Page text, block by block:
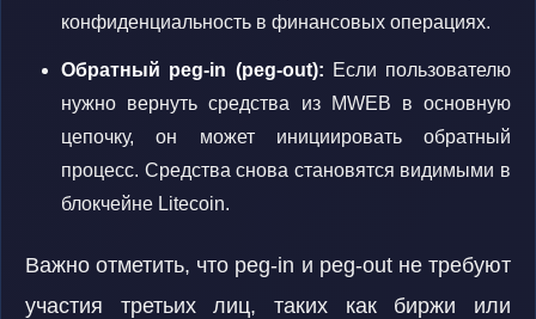
конфиденциальность в финансовых операциях.
Обратный peg-in (peg-out): Если пользователю
нужно вернуть средства из MWEB в основную
цепочку, он может инициировать обратный
процесс. Средства снова становятся видимыми в
блокчейне Litecoin.
Важно отметить, что peg-in и peg-out не требуют
участия третьих лиц, таких как биржи или